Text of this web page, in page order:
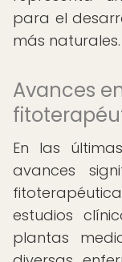
para el
más naturales.
Avances
En las
avances
estudios
plantas